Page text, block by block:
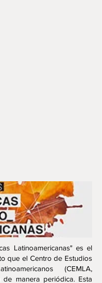
Latinoamericanas" es el
que el Centro de Estudios
(CEMLA,
de manera periódica. Esta